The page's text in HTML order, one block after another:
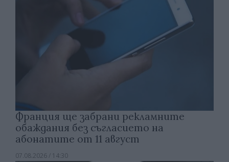
Франция ще забрани рекламните
обаждания без съгласието на
абонатите от 11 август
07.08.2026 / 14:30